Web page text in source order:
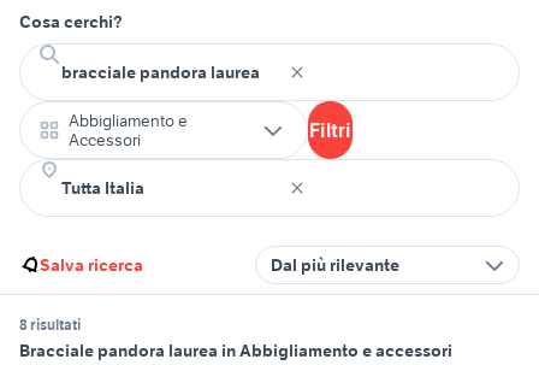
Cosa cerchi?
Abbigliamento e
Accessori
Filtri
Salva ricerca Dal più rilevante
8 risultati
Bracciale pandora laurea in Abbigliamento e accessori